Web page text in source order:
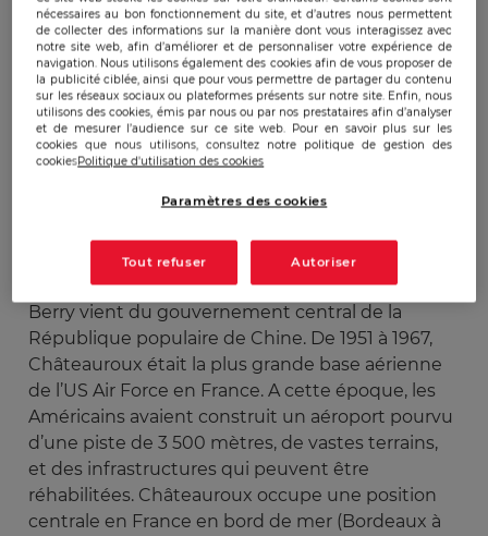
Publicado: 11/06/2010|Actualizado: 22/12/2023
La ville de Châteauroux a décidé de devenir un
quarantaine d’entreprises prévues dans ce projet
d’assemblage. A l’origine, l’idée d’implanter des
dizaines d’entreprises chinoises en plein cœur du
Berry vient du gouvernement central de la
République populaire de Chine. De 1951 à 1967,
Châteauroux était la plus grande base aérienne
de l’US Air Force en France. A cette époque, les
Américains avaient construit un aéroport pourvu
d’une piste de 3 500 mètres, de vastes terrains,
et des infrastructures qui peuvent être
réhabilitées. Châteauroux occupe une position
centrale en France en bord de mer (Bordeaux à
nécessaires au bon fonctionnement du site, et d’autres nous permettent
de collecter des informations sur la manière dont vous interagissez avec
notre site web, afin d’améliorer et de personnaliser votre expérience de
navigation. Nous utilisons également des cookies afin de vous proposer de
la publicité ciblée, ainsi que pour vous permettre de partager du contenu
sur les réseaux sociaux ou plateformes présents sur notre site. Enfin, nous
utilisons des cookies, émis par nous ou par nos prestataires afin d’analyser
et de mesurer l’audience sur ce site web. Pour en savoir plus sur les
cookies que nous utilisons, consultez notre politique de gestion des
cookiesPolitique d'utilisation des cookies
Paramètres des cookies
Tout refuser Autoriser